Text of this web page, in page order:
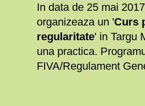
In data de 25 mai
organizeaza un 'Curs
regularitate' in Targu
una practica.
FIVA/Regulament